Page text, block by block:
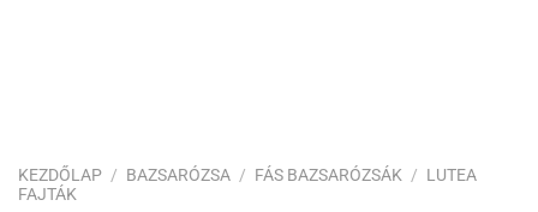
KEZDŐLAP / BAZSARÓZSA / FÁS BAZSARÓZSÁK / LUTEA
FAJTÁK